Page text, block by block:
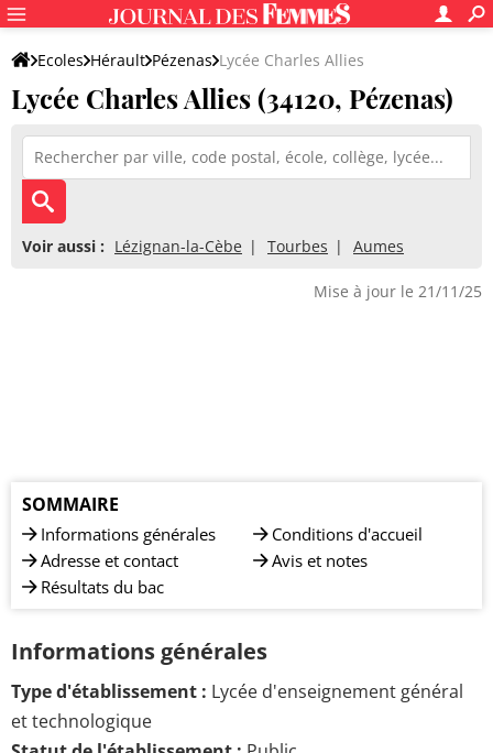
Ecoles Hérault Pézenas Lycée Charles Allies
Lycée Charles Allies (34120, Pézenas)
Voir aussi : Lézignan-la-Cèbe Tourbes Aumes
Mise à jour le 21/11/25
SOMMAIRE
Informations générales
Adresse et contact
Résultats du bac
Conditions d'accueil
Avis et notes
Informations générales
Type d'établissement : Lycée d'enseignement général
et technologique